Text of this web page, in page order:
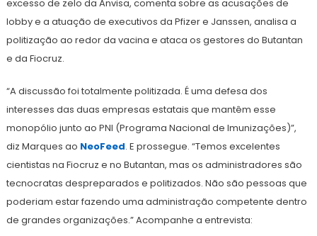
excesso de zelo da Anvisa, comenta sobre as acusações de
lobby e a atuação de executivos da Pfizer e Janssen, analisa a
politização ao redor da vacina e ataca os gestores do Butantan
e da Fiocruz.
“A discussão foi totalmente politizada. É uma defesa dos
interesses das duas empresas estatais que mantêm esse
monopólio junto ao PNI (Programa Nacional de Imunizações)”,
diz Marques ao NeoFeed. E prossegue. “Temos excelentes
cientistas na Fiocruz e no Butantan, mas os administradores são
tecnocratas despreparados e politizados. Não são pessoas que
poderiam estar fazendo uma administração competente dentro
de grandes organizações.” Acompanhe a entrevista: